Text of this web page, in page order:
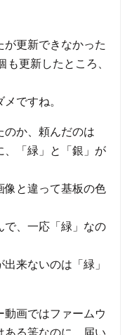
更新できなかった
更新したところ、
ですね。
のか、頼んだのは
、「緑」と「銀」が
像と違って基板の色
で、一応「緑」なの
来ないのは「緑」
画ではファームウ